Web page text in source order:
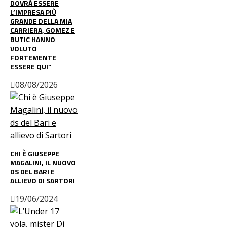
DOVRÀ ESSERE
L’IMPRESA PIÙ
GRANDE DELLA MIA
CARRIERA, GOMEZ E
BUTIC HANNO
VOLUTO
FORTEMENTE
ESSERE QUI”
08/08/2026
CHI È GIUSEPPE
MAGALINI, IL NUOVO
DS DEL BARI E
ALLIEVO DI SARTORI
19/06/2024